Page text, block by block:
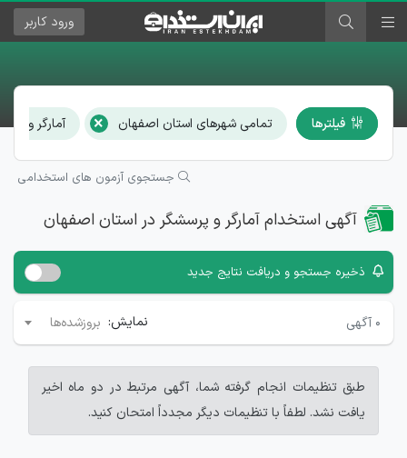
ورود کاربر
فیلترها تمامی شهرهای استان اصفهان × آمارگر و
جستجوی آزمون های استخدامی
آگهی استخدام آمارگر و پرسشگر در استان اصفهان
ذخیره جستجو و دریافت نتایج جدید
۰ آگهی نمایش: بروزشده‌ها
طبق تنظیمات انجام گرفته شما، آگهی مرتبط در دو ماه اخیر
یافت نشد. لطفاً با تنظیمات دیگر مجدداً امتحان کنید.